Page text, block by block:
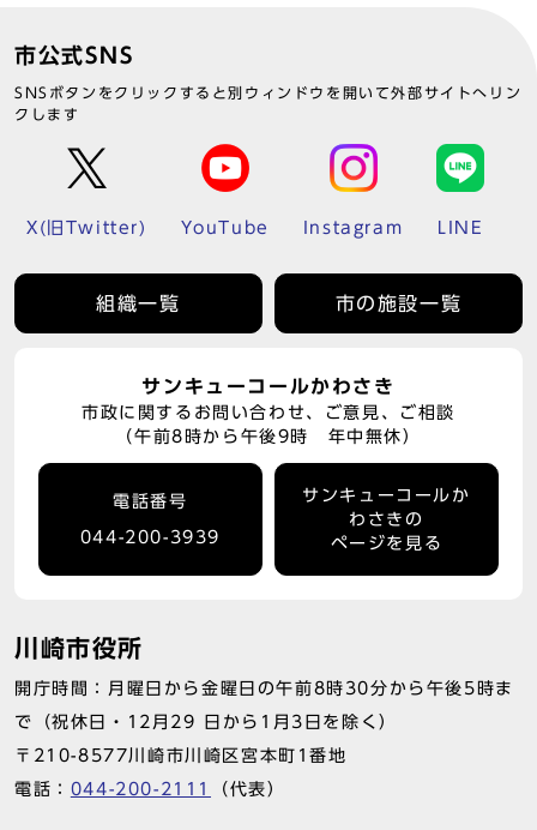
市公式SNS
SNSボタンをクリックすると別ウィンドウを開いて外部サイトへリン
クします
X(旧Twitter) YouTube Instagram LINE
組織一覧 市の施設一覧
サンキューコールかわさき
市政に関するお問い合わせ、ご意見、ご相談
（午前8時から午後9時 年中無休）
電話番号
044-200-3939
サンキューコールか
わさきの
ページを見る
川崎市役所
開庁時間：月曜日から金曜日の午前8時30分から午後5時ま
で（祝休日・12月29 日から1月3日を除く）
〒210-8577川崎市川崎区宮本町1番地
電話： 044-200-2111 （代表）